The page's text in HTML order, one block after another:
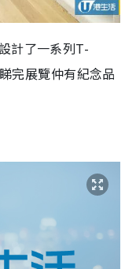
計了一系列T-
完展覽仲有紀念品